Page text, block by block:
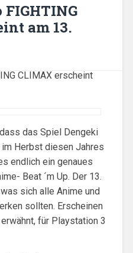
am 13.
das Spiel Dengeki
im Herbst diesen Jahres
endlich ein genaues
Beat ´m Up. Der 13.
sich alle Anime und
sollten. Erscheinen
für Playstation 3